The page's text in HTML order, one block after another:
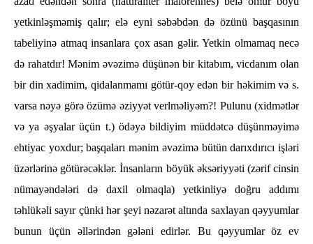
yetkinləşməmiş qalır; elə eyni səbəbdən də özünü başqasının
tabeliyinə atmaq insanlara çox asan gəlir. Yetkin olmamaq necə
də rahatdır! Mənim əvəzimə düşünən bir kitabım, vicdanım olan
bir din xadimim, qidalanmamı götür-qoy edən bir həkimim və s.
varsa nəyə görə özümə əziyyət verlməliyəm?! Pulunu (xidmətlər
və ya əşyalar üçün t.) ödəyə bildiyim müddətcə düşünməyimə
ehtiyac yoxdur; başqaları mənim əvəzimə bütün darıxdırıcı işləri
üzərlərinə götürəcəklər. İnsanların böyük əksəriyyəti (zərif cinsin
nümayəndələri də daxil olmaqla) yetkinliyə doğru addımı
təhlükəli sayır çünki hər şeyi nəzarət altında saxlayan qəyyumlar
bunun üçün əllərindən gələni edirlər. Bu qəyyumlar öz ev